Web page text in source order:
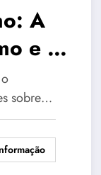
A
e o
sobre…